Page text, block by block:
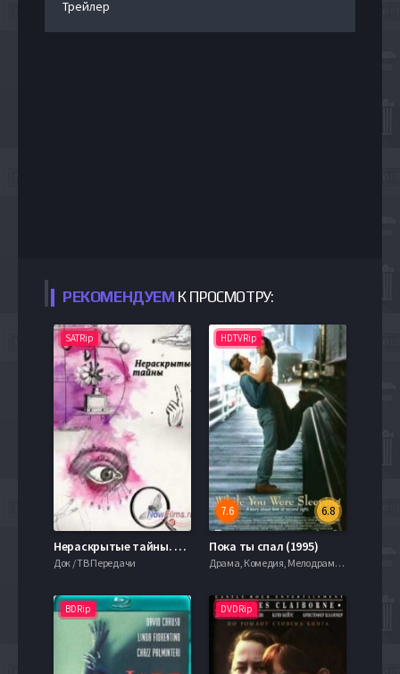
Трейлер
РЕКОМЕНДУЕМ К ПРОСМОТРУ:
SATRip
Нераскрытые тайны. Зачем большевики изучали оккультные науки (2014)
Док / ТВ Передачи
HDTVRip
6.8
7.6
Пока ты спал (1995)
Драма, Комедия, Мелодрама, Фэнтези, 1995, 720hd, mobilen
BDRip DVDRip